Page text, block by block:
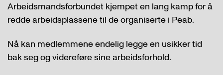
Arbeidsmandsforbundet kjempet en lang kamp for å
redde arbeidsplassene til de organiserte i Peab.
Nå kan medlemmene endelig legge en usikker tid
bak seg og videreføre sine arbeidsforhold.